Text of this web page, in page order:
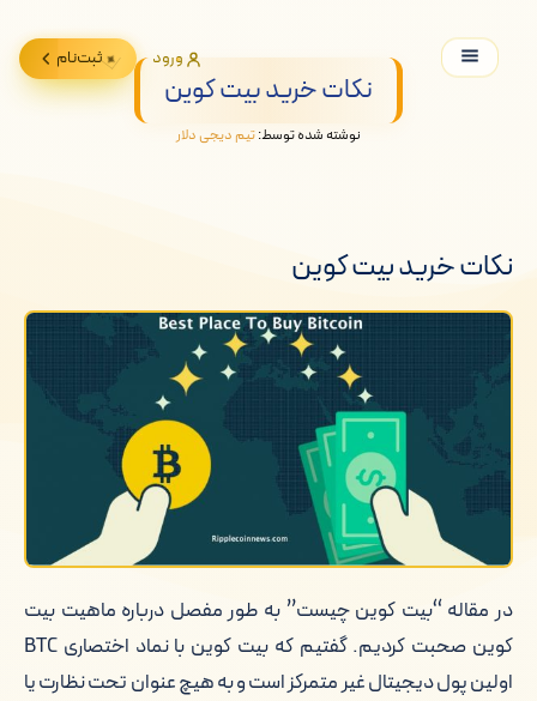
ورود ثبت‌نام
نکات خرید بیت کوین
نوشته شده توسط:تیم دیجی دلار
نکات خرید بیت کوین
در مقاله “بیت کوین چیست” به طور مفصل درباره ماهیت بیت
کوین صحبت کردیم. گفتیم که بیت کوین با نماد اختصاری BTC
اولین پول دیجیتال غیر متمرکز است و به هیچ عنوان تحت نظارت یا